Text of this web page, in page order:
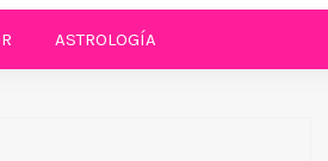
ASTROLOGÍA